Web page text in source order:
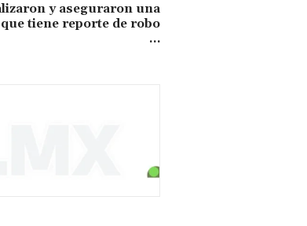
y aseguraron una
tiene reporte de robo
…